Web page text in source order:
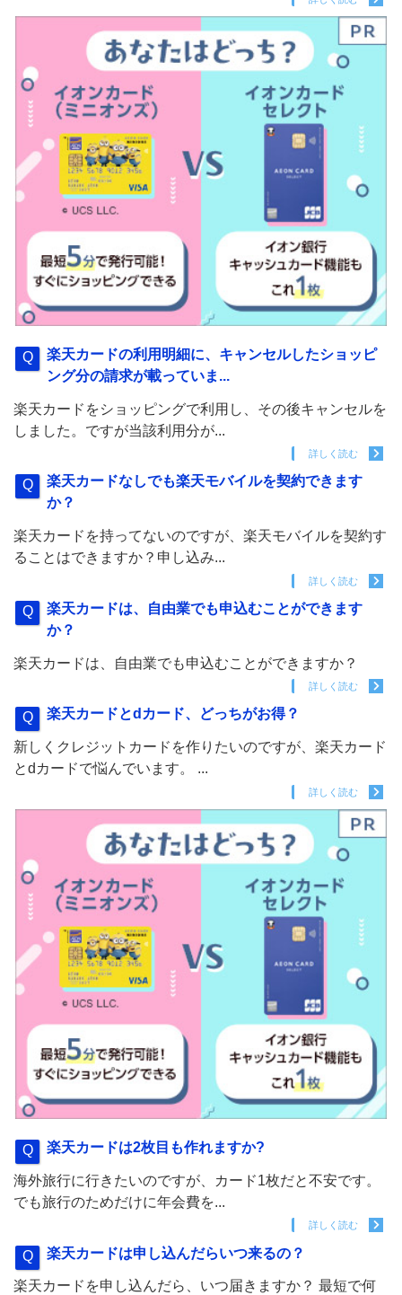
楽天カードの利用明細に、キャンセルしたショッピ
ング分の請求が載っていま...
楽天カードをショッピングで利用し、その後キャンセルを
しました。ですが当該利用分が...
詳しく読む
楽天カードなしでも楽天モバイルを契約できます
か？
楽天カードを持ってないのですが、楽天モバイルを契約す
ることはできますか？申し込み...
詳しく読む
楽天カードは、自由業でも申込むことができます
か？
楽天カードは、自由業でも申込むことができますか？
詳しく読む
楽天カードとdカード、どっちがお得？
新しくクレジットカードを作りたいのですが、楽天カード
とdカードで悩んでいます。 ...
詳しく読む
楽天カードは2枚目も作れますか?
海外旅行に行きたいのですが、カード1枚だと不安です。
でも旅行のためだけに年会費を...
詳しく読む
楽天カードは申し込んだらいつ来るの？
楽天カードを申し込んだら、いつ届きますか？ 最短で何